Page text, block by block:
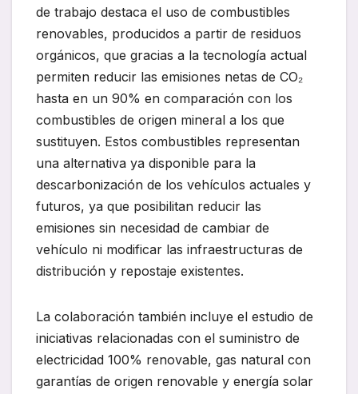
de trabajo destaca el uso de combustibles
renovables, producidos a partir de residuos
orgánicos, que gracias a la tecnología actual
permiten reducir las emisiones netas de CO₂
hasta en un 90% en comparación con los
combustibles de origen mineral a los que
sustituyen. Estos combustibles representan
una alternativa ya disponible para la
descarbonización de los vehículos actuales y
futuros, ya que posibilitan reducir las
emisiones sin necesidad de cambiar de
vehículo ni modificar las infraestructuras de
distribución y repostaje existentes.
La colaboración también incluye el estudio de
iniciativas relacionadas con el suministro de
electricidad 100% renovable, gas natural con
garantías de origen renovable y energía solar